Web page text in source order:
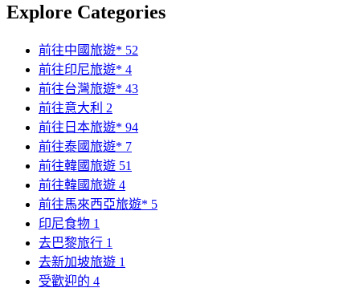
Explore Categories
前往中國旅遊* 52
前往印尼旅遊* 4
前往台灣旅遊* 43
前往意大利 2
前往日本旅遊* 94
前往泰國旅遊* 7
前往韓國旅遊 51
前往韓國旅遊 4
前往馬來西亞旅遊* 5
印尼食物 1
去巴黎旅行 1
去新加坡旅遊 1
受歡迎的 4